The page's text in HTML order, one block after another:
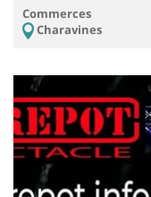
Commerces
Charavines